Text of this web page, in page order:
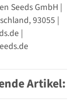
Seeds GmbH |
93055 |
|
Artikel: